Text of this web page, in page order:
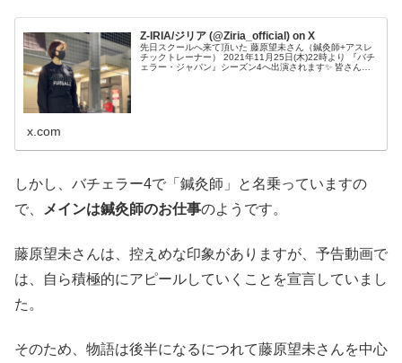
Z-IRIA/ジリア (@Ziria_official) on X
先日スクールへ来て頂いた 藤原望未さん（鍼灸師+アスレ
チックトレーナー） 2021年11月25日(木)22時より 『バチ
ェラー・ジャパン』シーズン4へ出演されます✨ 皆さん是
x.com
しかし、バチェラー4で「鍼灸師」と名乗っていますの
で、
メインは鍼灸師のお仕事のようです。
藤原望未さんは、控えめな印象がありますが、予告動画で
は、自ら積極的にアピールしていくことを宣言していまし
た。
そのため、物語は後半になるにつれて藤原望未さんを中心